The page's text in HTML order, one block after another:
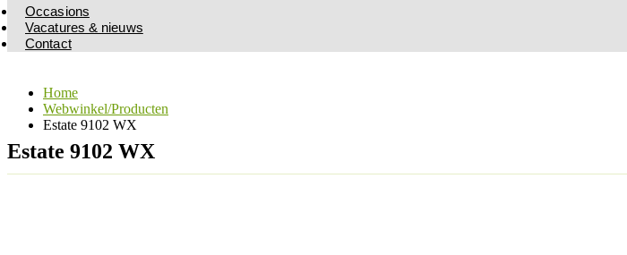
Occasions
Vacatures & nieuws
Contact
Home
Webwinkel/Producten
Estate 9102 WX
Estate 9102 WX